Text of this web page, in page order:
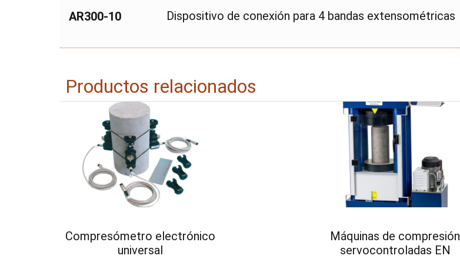
AR300-10 Dispositivo de conexión para 4 bandas extensométricas
Productos relacionados
Compresómetro electrónico
universal
Máquinas de compresión
servocontroladas EN